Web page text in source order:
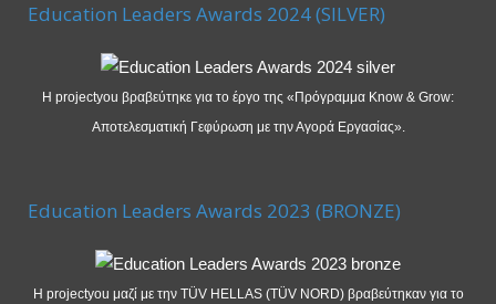
Education Leaders Awards 2024 (SILVER)
Η projectyou βραβεύτηκε για το έργο της «Πρόγραμμα Know & Grow:
Αποτελεσματική Γεφύρωση με την Αγορά Εργασίας».
Education Leaders Awards 2023 (BRONZE)
Η projectyou μαζί με την TÜV HELLAS (TÜV NORD) βραβεύτηκαν για το